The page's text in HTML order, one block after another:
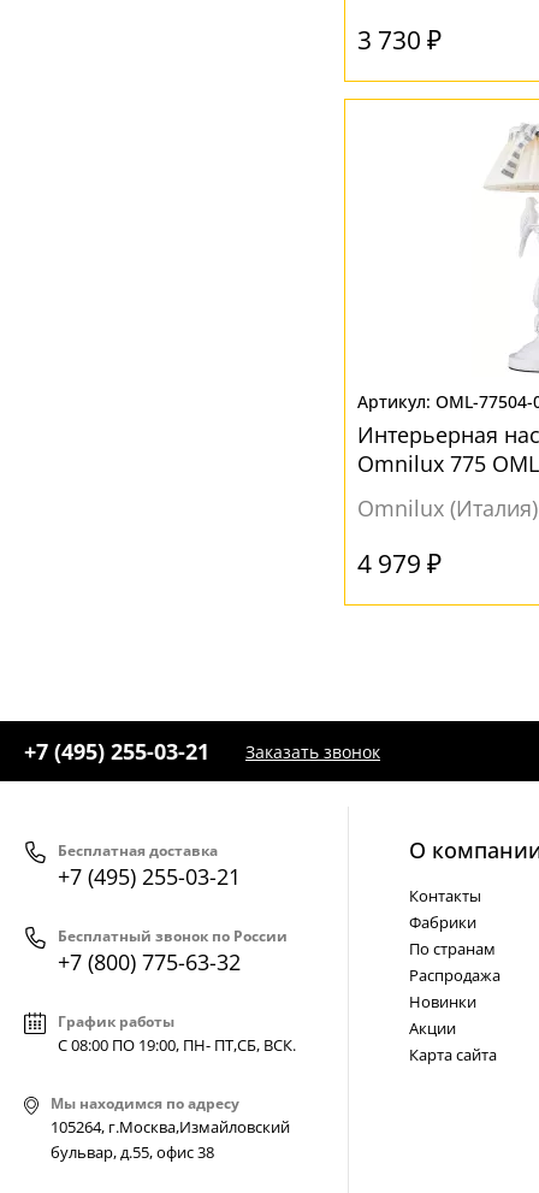
3 730 ₽
OML-77504-
Интерьерная
Omnilux 775
Omnilux (Италия)
4 979 ₽
+7 (495) 255-03-21 Заказать звонок
Бесплатная доставка
+7 (495) 255-03-21
Бесплатный звонок по России
+7 (800) 775-63-32
График работы
С 08:00 ПО 19:00, ПН- ПТ,СБ, ВСК.
Мы находимся по адресу
105264, г.Москва,Измайловский
бульвар, д.55, офис 38
О
Контакты
Фабрики
По странам
Распродажа
Новинки
Акции
Карта сайта